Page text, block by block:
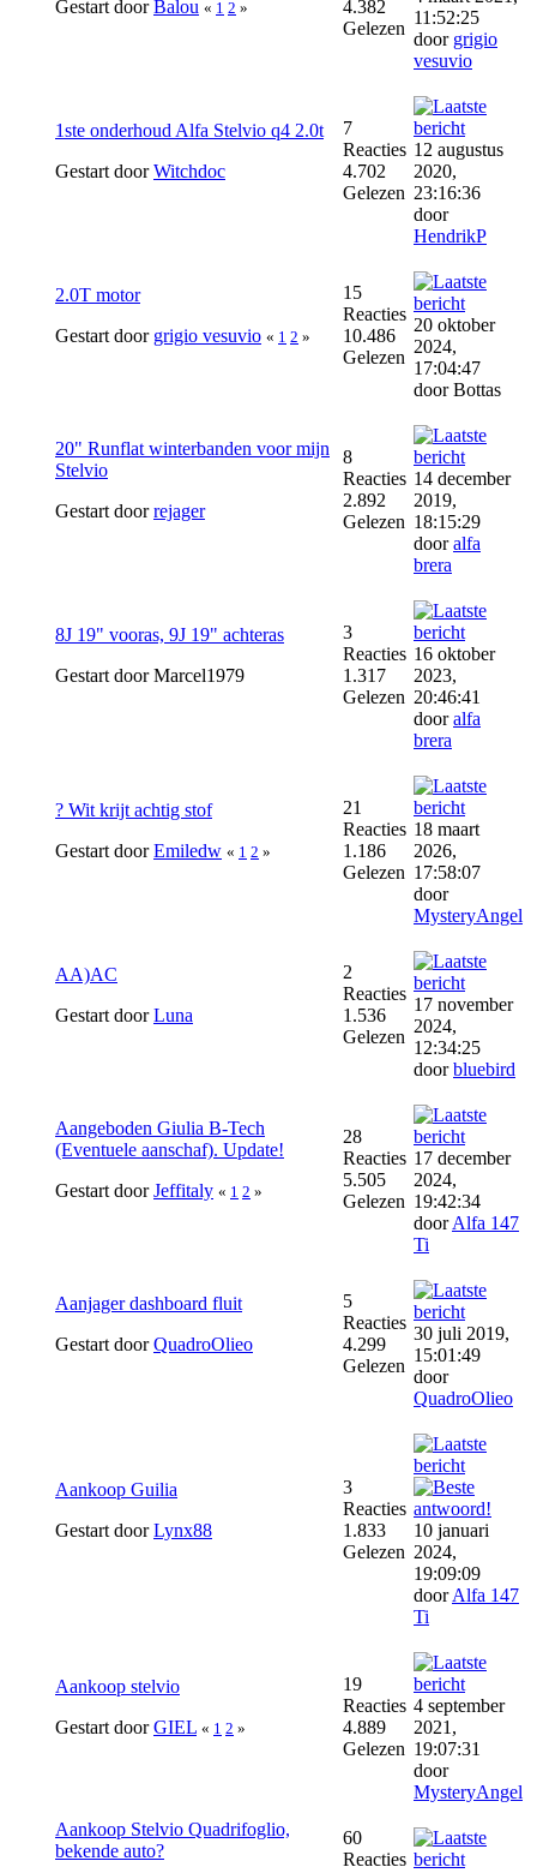
Gestart doorBalou « 1 2 »
4.382
Gelezen
11:52:25
door grigio
vesuvio
1ste onderhoud Alfa Stelvio q4 2.0t
Gestart doorWitchdoc
7
Reacties
4.702
Gelezen
12 augustus
2020,
23:16:36
door
HendrikP
2.0T motor
Gestart door grigio vesuvio « 1 2 »
15
Reacties
10.486
Gelezen
20 oktober
2024,
17:04:47
door Bottas
20" Runflat winterbanden voor mijn
Stelvio
Gestart doorrejager
8
Reacties
2.892
Gelezen
14 december
2019,
18:15:29
dooralfa
brera
8J 19" vooras, 9J 19" achteras
Gestart door Marcel1979
3
Reacties
1.317
Gelezen
16 oktober
2023,
20:46:41
dooralfa
brera
? Wit krijt achtig stof
Gestart doorEmiledw « 1 2 »
21
Reacties
1.186
Gelezen
18 maart
2026,
17:58:07
door
MysteryAngel
AA)AC
Gestart doorLuna
2
Reacties
1.536
Gelezen
17 november
2024,
12:34:25
doorbluebird
Aangeboden Giulia B-Tech
(Eventuele aanschaf). Update!
Gestart doorJeffitaly « 1 2 »
28
Reacties
5.505
Gelezen
17 december
2024,
19:42:34
doorAlfa 147
Ti
Aanjager dashboard fluit
Gestart doorQuadroOlieo
5
Reacties
4.299
Gelezen
30 juli 2019,
15:01:49
door
QuadroOlieo
Aankoop Guilia
Gestart doorLynx88
3
Reacties
1.833
Gelezen
10 januari
2024,
19:09:09
doorAlfa 147
Ti
Aankoop stelvio
Gestart doorGIEL « 1 2 »
19
Reacties
4.889
Gelezen
4 september
2021,
19:07:31
door
MysteryAngel
Aankoop Stelvio Quadrifoglio,
bekende auto?
60
Reacties